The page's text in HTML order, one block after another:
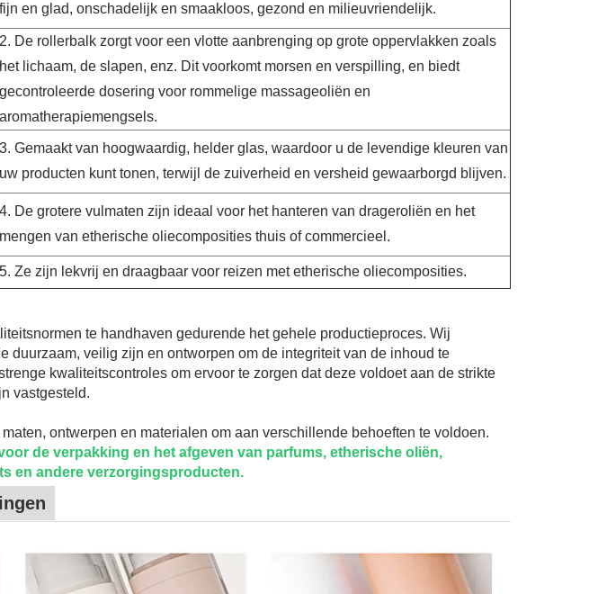
fijn en glad, onschadelijk en smaakloos, gezond en milieuvriendelijk.
2. De rollerbalk zorgt voor een vlotte aanbrenging op grote oppervlakken zoals
het lichaam, de slapen, enz. Dit voorkomt morsen en verspilling, en biedt
gecontroleerde dosering voor rommelige massageoliën en
aromatherapiemengsels.
3. Gemaakt van hoogwaardig, helder glas, waardoor u de levendige kleuren van
uw producten kunt tonen, terwijl de zuiverheid en versheid gewaarborgd blijven.
4. De grotere vulmaten zijn ideaal voor het hanteren van drageroliën en het
mengen van etherische oliecomposities thuis of commercieel.
5. Ze zijn lekvrij en draagbaar voor reizen met etherische oliecomposities.
te handhaven gedurende het gehele productieproces. Wij
duurzaam, veilig zijn en ontworpen om de integriteit van de inhoud te
kwaliteitscontroles om ervoor te zorgen dat deze voldoet aan de strikte
vastgesteld.
ontwerpen en materialen om aan verschillende behoeften te voldoen.
de verpakking en het afgeven van parfums, etherische oliën,
en andere verzorgingsproducten.